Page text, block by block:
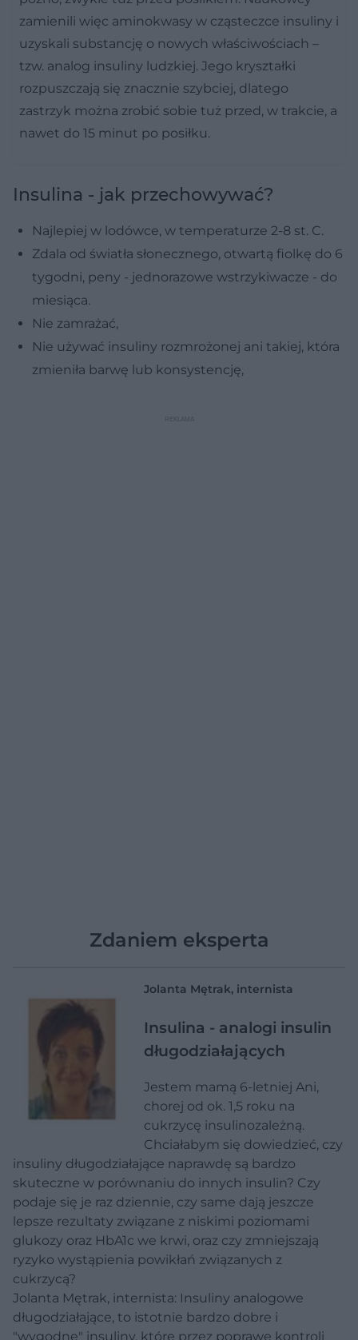
zamienili więc aminokwasy w cząsteczce insuliny i
uzyskali substancję o nowych właściwościach –
tzw. analog insuliny ludzkiej. Jego kryształki
rozpuszczają się znacznie szybciej, dlatego
zastrzyk można zrobić sobie tuż przed, w trakcie, a
nawet do 15 minut po posiłku.
Insulina - jak przechowywać?
Najlepiej w lodówce, w temperaturze 2-8 st. C.
Zdala od światła słonecznego, otwartą fiolkę do 6
tygodni, peny - jednorazowe wstrzykiwacze - do
miesiąca.
Nie zamrażać,
Nie używać insuliny rozmrożonej ani takiej, która
zmieniła barwę lub konsystencję,
Zdaniem eksperta
Jolanta Mętrak, internista
Insulina - analogi insulin
długodziałających
Jestem mamą 6-letniej Ani,
chorej od ok. 1,5 roku na
cukrzycę insulinozależną.
Chciałabym się dowiedzieć, czy
insuliny długodziałające naprawdę są bardzo
skuteczne w porównaniu do innych insulin? Czy
podaje się je raz dziennie, czy same dają jeszcze
lepsze rezultaty związane z niskimi poziomami
glukozy oraz HbA1c we krwi, oraz czy zmniejszają
ryzyko wystąpienia powikłań związanych z
cukrzycą?
Jolanta Mętrak, internista: Insuliny analogowe
długodziałające, to istotnie bardzo dobre i
"wygodne" insuliny, które przez poprawę kontroli